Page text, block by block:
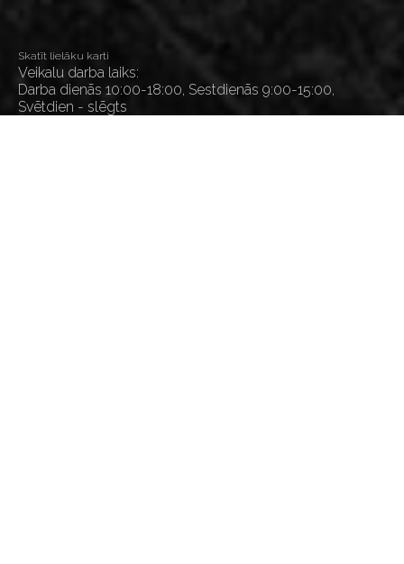
Skatīt lielāku karti
Veikalu darba laiks:
Darba dienās 10:00-18:00, Sestdienās 9:00-15:00,
Svētdien - slēgts